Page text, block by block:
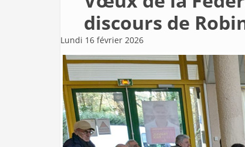
discours de
Lundi 16 février 2026